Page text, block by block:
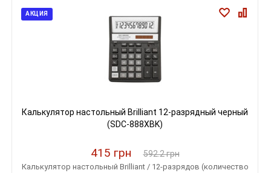
АКЦИЯ
Калькулятор настольный Brilliant 12-разрядный черный
(SDC-888XBK)
415 грн 592.2 грн
Калькулятор настольный Brilliant / 12-разрядов (количество